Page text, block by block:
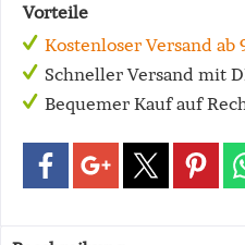
Vorteile
Kostenloser Versand ab
Schneller Versand mit
Bequemer Kauf auf